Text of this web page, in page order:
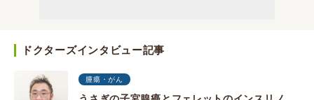
ドクターズインタビュー記事
腫瘍・がん